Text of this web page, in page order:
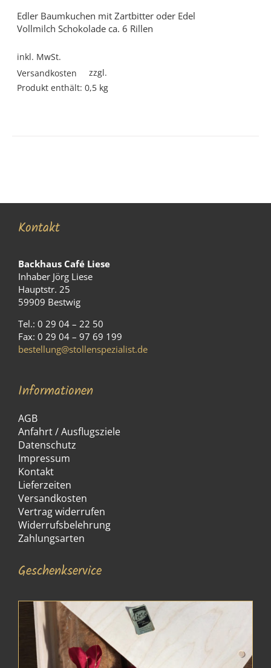
Edler Baumkuchen mit Zartbitter oder Edel
Vollmilch Schokolade ca. 6 Rillen
inkl. MwSt.
zzgl.
Versandkosten
Produkt enthält: 0,5 kg
Kontakt
Backhaus Café Liese
Inhaber Jörg Liese
Hauptstr. 25
59909 Bestwig
Tel.: 0 29 04 – 22 50
Fax: 0 29 04 – 97 69 199
bestellung@stollenspezialist.de
Informationen
AGB
Anfahrt / Ausflugsziele
Datenschutz
Impressum
Kontakt
Lieferzeiten
Versandkosten
Vertrag widerrufen
Widerrufsbelehrung
Zahlungsarten
Geschenkservice